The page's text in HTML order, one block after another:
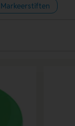
Markeerstiften